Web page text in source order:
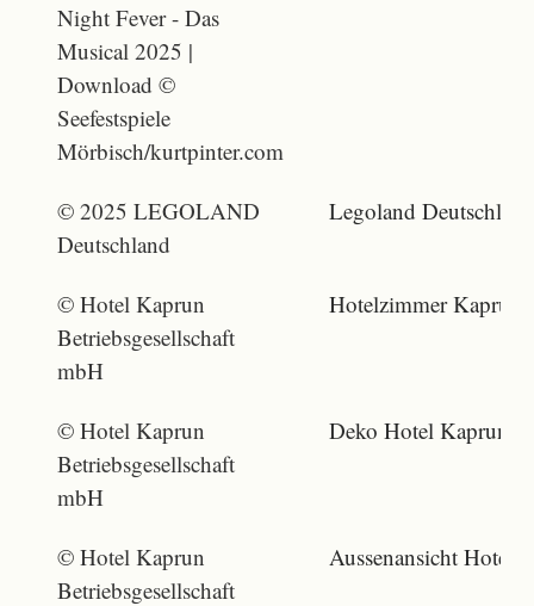
Night Fever - Das
Musical 2025 |
Download ©
Seefestspiele
Mörbisch/kurtpinter.com
© 2025 LEGOLAND
Deutschland
Legoland
© Hotel Kaprun
Betriebsgesellschaft
mbH
Hotelzimmer Kaprun
© Hotel Kaprun
Betriebsgesellschaft
mbH
Deko Hotel Kaprun
© Hotel Kaprun
Betriebsgesellschaft
Aussenansicht Hotel